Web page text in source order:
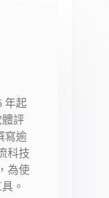
年起
評
寫逾
科技
為使
。